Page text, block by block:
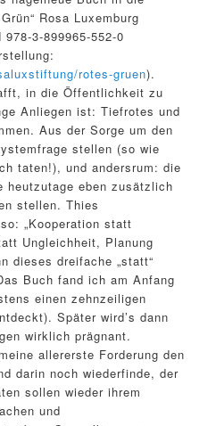
Rosa Luxemburg
3-899965-552-0
rotes-gruen).
in die Öffentlichkeit zu
Anliegen ist: Tiefrotes und
Aus der Sorge um den
stellen (so wie
taten!), und andersrum: die
heutzutage eben zusätzlich
stellen. Thies
„Kooperation statt
Ungleichheit, Planung
dieses dreifache „statt“
Buch fand ich am Anfang
einen zehnzeiligen
Später wird’s dann
wirklich prägnant.
allererste Forderung den
darin noch wiederfinde, der
sollen wieder ihrem
und